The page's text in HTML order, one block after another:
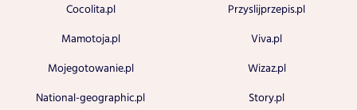
Cocolita.pl
Mamotoja.pl
Mojegotowanie.pl
National-geographic.pl
Przyslijprzepis.pl
Viva.pl
Wizaz.pl
Story.pl